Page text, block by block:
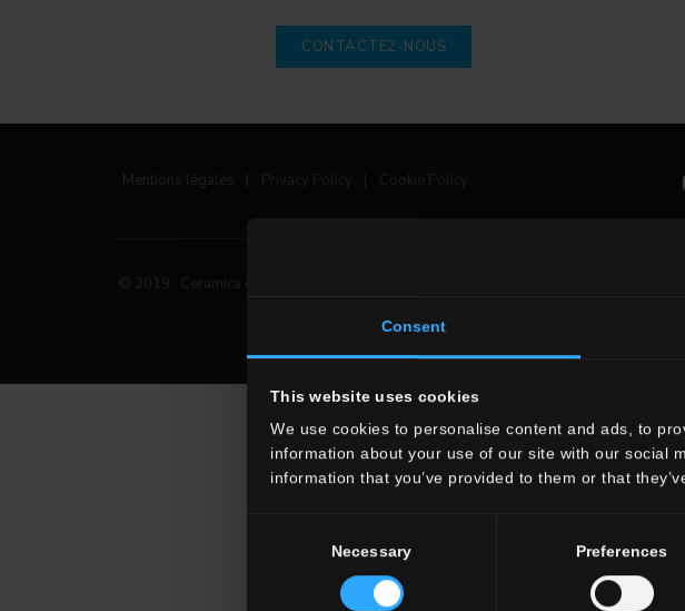
Consent
This website uses cookies
We use cookies to personalise content and ads, to
information about your use of our site with our social
information that you’ve provided to them or that
Necessary Preferences
CONTACTEZ-NOUS
Mentions légales Privacy Policy Cookie Policy
© 2019 Ceramica del Conca Spa